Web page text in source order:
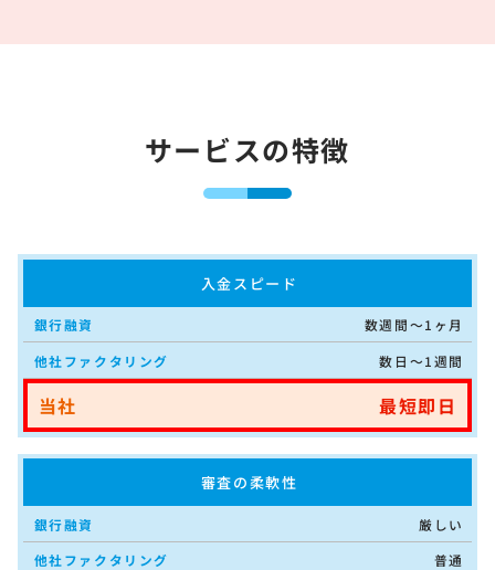
サービスの特徴
入金スピード
数週間〜1ヶ月
数日〜1週間
最短即日
審査の柔軟性
厳しい
普通